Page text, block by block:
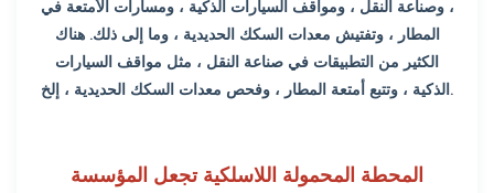
، وصناعة النقل ، ومواقف السيارات الذكية ، ومسارات الأمتعة في
المطار ، وتفتيش معدات السكك الحديدية ، وما إلى ذلك. هناك
الكثير من التطبيقات في صناعة النقل ، مثل مواقف السيارات
الذكية ، وتتبع أمتعة المطار ، وفحص معدات السكك الحديدية ، إلخ.
المحطة المحمولة اللاسلكية تجعل المؤسسة